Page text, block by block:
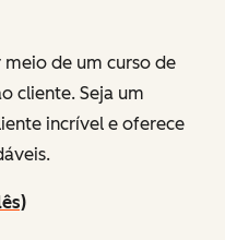
de um curso de
cliente. Seja um
incrível e oferece